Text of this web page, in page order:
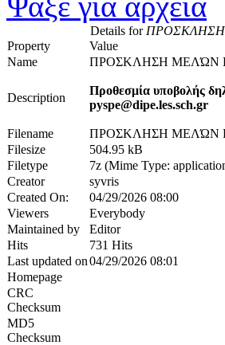
Details forΠΡΟΣΚΛΗΣΗ
Property
Value
Name
ΠΡΟΣΚΛΗΣΗ ΜΕΛΏΝ
Description
Προθεσμία υποβολής
pyspe@dipe.les.sch.gr
Filename
ΠΡΟΣΚΛΗΣΗ ΜΕΛΏΝ
Filesize
504.95 kB
Filetype
7z (Mime Type:
Creator
syvris
Created On:
04/29/2026 08:00
Viewers
Everybody
Maintained by
Editor
Hits
731 Hits
Last updated on04/29/2026 08:01
Homepage
CRC
Checksum
MD5
Checksum